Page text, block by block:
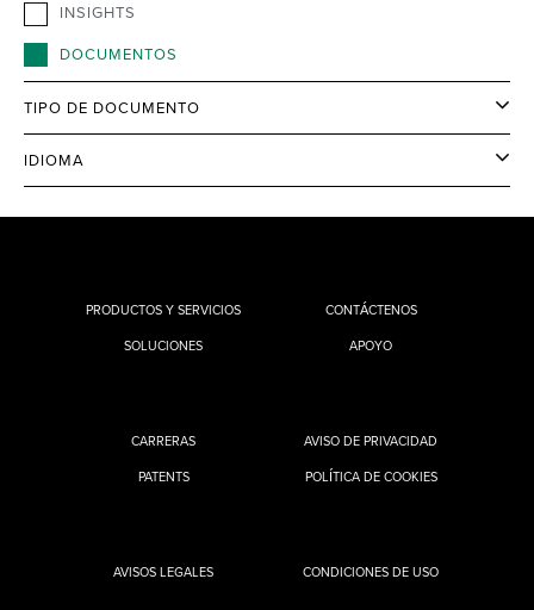
INSIGHTS
DOCUMENTOS
TIPO DE DOCUMENTO
IDIOMA
PRODUCTOS Y SERVICIOS
SOLUCIONES
CONTÁCTENOS
APOYO
CARRERAS
PATENTS
AVISO DE PRIVACIDAD
POLÍTICA DE COOKIES
AVISOS LEGALES CONDICIONES DE USO